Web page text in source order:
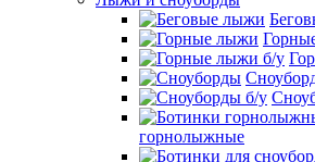
горнолыжные